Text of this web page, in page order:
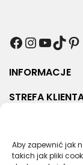
Aby zapewnić jak
takich jak pliki
Facebook
INFORMACJE
STREFA
NASZE
OSTATNIE